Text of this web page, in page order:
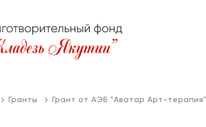
Гранты Грант от АЭБ "Аватар Арт-терапия"